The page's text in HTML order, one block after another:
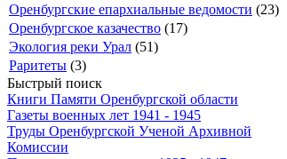
Оренбургские епархиальные ведомости (23)
Оренбургское казачество (17)
Экология реки Урал (51)
Раритеты (3)
Быстрый поиск
Книги Памяти Оренбургской области
Газеты военных лет 1941 - 1945
Труды Оренбургской Ученой Архивной
Комиссии